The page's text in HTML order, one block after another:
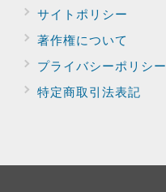
サイトポリシー
著作権について
プライバシーポリシー
特定商取引法表記